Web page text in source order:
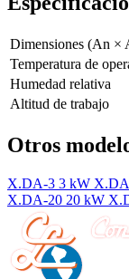
Dimensiones (An ×
Temperatura de
Humedad relativa
Altitud de trabajo
Otros
X.DA-3 3 kW
X.DA-20 20 kW